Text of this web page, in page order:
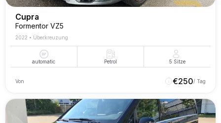
Cupra
Formentor VZ5
2022 • Überkreuzung
automatic Petrol 5 Sitze
Von €250/ Tag